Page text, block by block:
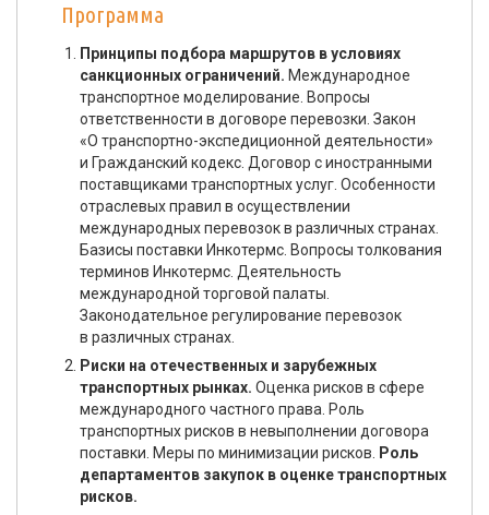
Программа
Принципы подбора маршрутов в условиях
санкционных ограничений. Международное
транспортное моделирование. Вопросы
ответственности в договоре перевозки. Закон
«О транспортно-экспедиционной деятельности»
и Гражданский кодекс. Договор с иностранными
поставщиками транспортных услуг. Особенности
отраслевых правил в осуществлении
международных перевозок в различных странах.
Базисы поставки Инкотермс. Вопросы толкования
терминов Инкотермс. Деятельность
международной торговой палаты.
Законодательное регулирование перевозок
в различных странах.
Риски на отечественных и зарубежных
транспортных рынках. Оценка рисков в сфере
международного частного права. Роль
транспортных рисков в невыполнении договора
поставки. Меры по минимизации рисков.
Роль
департаментов закупок в оценке транспортных
рисков.